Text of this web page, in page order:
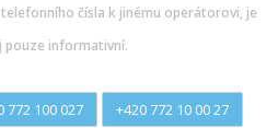
čísla k jinému operátorovi, je
pouze informativní.
772 100 027 +420 772 10 00 27